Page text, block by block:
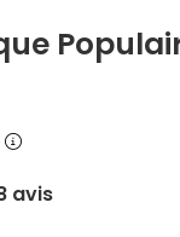
avis